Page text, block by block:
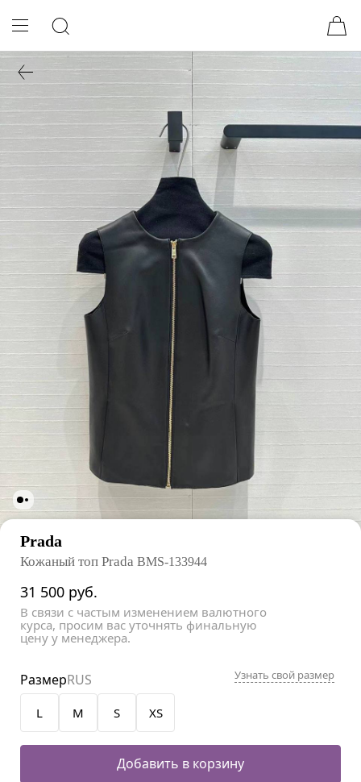
Prada
Кожаный топ Prada BMS-133944
31 500 руб.
В связи с частым изменением валютного
курса, просим вас уточнять финальную
цену у менеджера.
L M S XS
РазмерRUS Узнать свой размер
Добавить в корзину